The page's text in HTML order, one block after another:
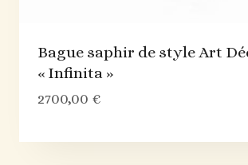
Bague saphir de style Art
« Infinita »
2700,00 €